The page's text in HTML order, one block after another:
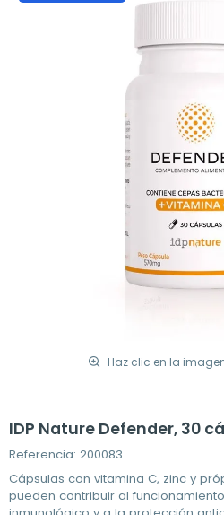
Haz clic en la
IDP Nature Defender, 30
Referencia: 200083
Cápsulas con vitamina C, zinc y
pueden contribuir al